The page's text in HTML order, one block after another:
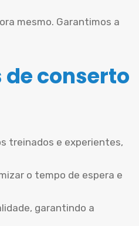
mesmo. Garantimos a
de conserto
treinados e experientes,
o tempo de espera e
garantindo a